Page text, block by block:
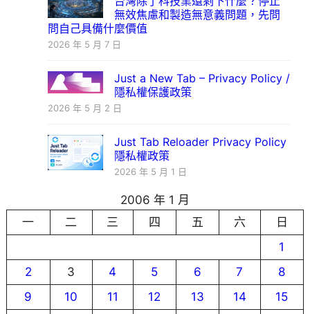
無效焦慮和製造無意義問題，先問
問自己具備什麼價值
2026 年 5 月 7 日
Just a New Tab – Privacy Policy /
隱私權保護政策
2026 年 5 月 2 日
Just Tab Reloader Privacy Policy
隱私權政策
2026 年 5 月 1 日
2006 年 1 月
一
二 三 四 五 六
日
1
2
3 4 5 6 7
8
9
10 11 12 13 14
15